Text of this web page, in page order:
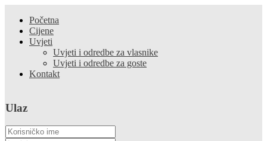
Početna
Cijene
Uvjeti
Uvjeti i odredbe za vlasnike
Uvjeti i odredbe za goste
Kontakt
Ulaz